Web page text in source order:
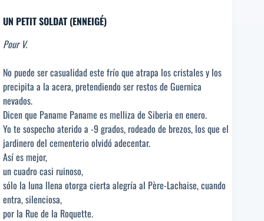
UN PETIT SOLDAT (ENNEIGÉ)
Pour V.
No puede ser casualidad este frío que atrapa los cristales y los
precipita a la acera, pretendiendo ser restos de Guernica
nevados.
Dicen que Paname Paname es melliza de Siberia en enero.
Yo te sospecho aterido a -9 grados, rodeado de brezos, los que el
jardinero del cementerio olvidó adecentar.
Así es mejor,
un cuadro casi ruinoso,
sólo la luna llena otorga cierta alegría al Père-Lachaise, cuando
entra, silenciosa,
por la Rue de la Roquette.